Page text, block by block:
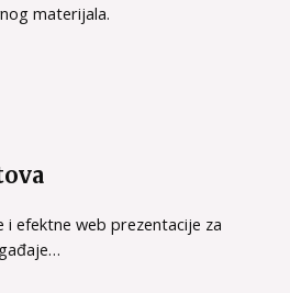
materijala.
i efektne web prezentacije za